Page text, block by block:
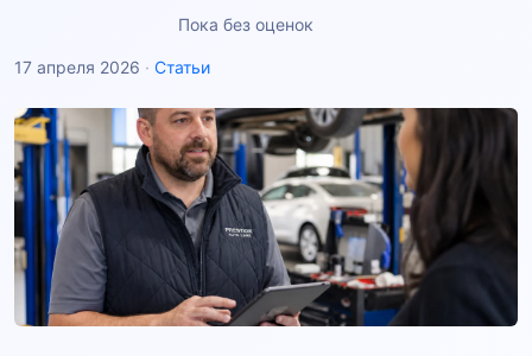
Пока без оценок
17 апреля 2026 · Статьи